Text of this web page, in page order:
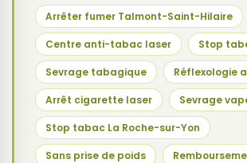
Arrêter fumer Talmont-Saint-Hilaire
Centre anti-tabac laser Stop
Sevrage tabagique Réflexologie
Arrêt cigarette laser Sevrage
Stop tabac La Roche-sur-Yon
Sans prise de poids